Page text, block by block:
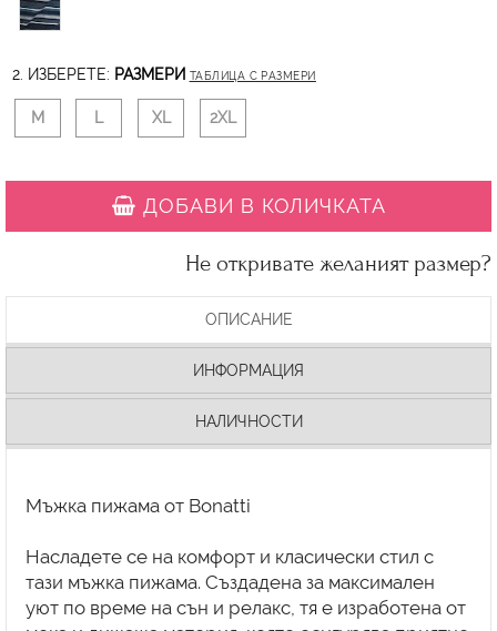
2. ИЗБЕРЕТЕ: РАЗМЕРИ ТАБЛИЦА С РАЗМЕРИ
M L XL 2XL
ДОБАВИ В КОЛИЧКАТА
Не откривате желаният размер?
ОПИСАНИЕ
ИНФОРМАЦИЯ
НАЛИЧНОСТИ
Мъжка пижама от Bonatti
Насладете се на комфорт и класически стил с
тази мъжка пижама. Създадена за максимален
уют по време на сън и релакс, тя е изработена от